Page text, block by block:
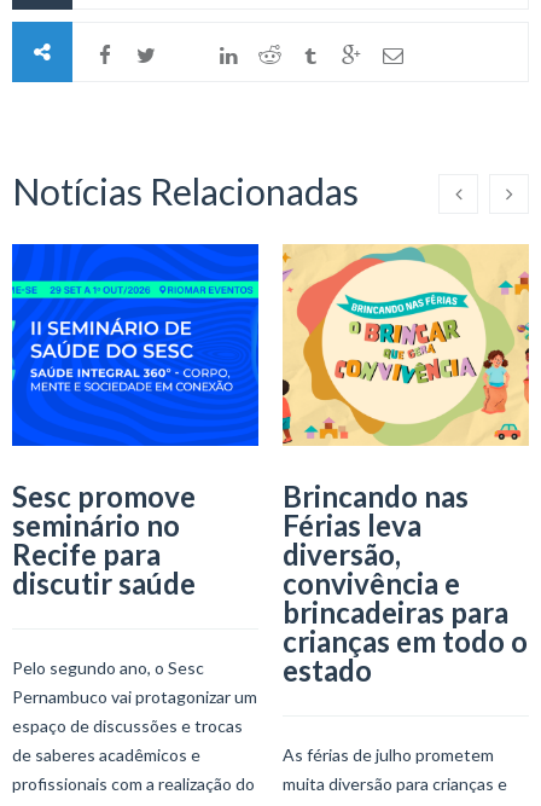
Notícias Relacionadas
Sesc promove
seminário no
Recife para
discutir saúde
Pelo segundo ano, o Sesc
Pernambuco vai protagonizar um
espaço de discussões e trocas
de saberes acadêmicos e
profissionais com a realização do
Brincando nas
Férias leva
diversão,
convivência e
brincadeiras para
crianças em todo o
estado
As férias de julho prometem
muita diversão para crianças e